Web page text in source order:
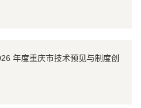
年度重庆市技术预见与制度创